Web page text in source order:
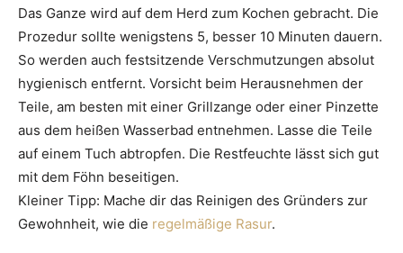
Das Ganze wird auf dem Herd zum Kochen gebracht. Die
Prozedur sollte wenigstens 5, besser 10 Minuten dauern.
So werden auch festsitzende Verschmutzungen absolut
hygienisch entfernt. Vorsicht beim Herausnehmen der
Teile, am besten mit einer Grillzange oder einer Pinzette
aus dem heißen Wasserbad entnehmen. Lasse die Teile
auf einem Tuch abtropfen. Die Restfeuchte lässt sich gut
mit dem Föhn beseitigen.
Kleiner Tipp: Mache dir das Reinigen des Gründers zur
Gewohnheit, wie die regelmäßige Rasur.